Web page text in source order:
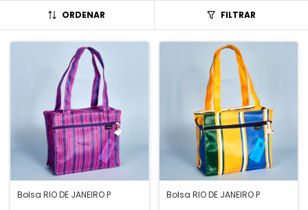
ORDENAR FILTRAR
Bolsa RIO DE JANEIRO P Bolsa RIO DE JANEIRO P